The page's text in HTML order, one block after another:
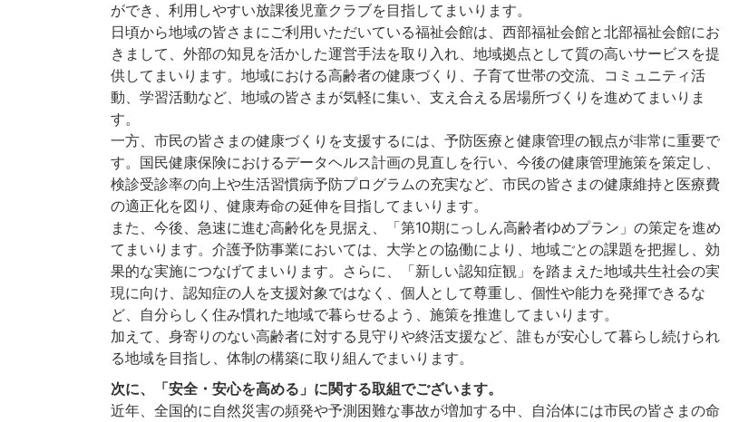
ができ、利用しやすい放課後児童クラブを目指してまいります。
日頃から地域の皆さまにご利用いただいている福祉会館は、西部福祉会館と北部福祉会館にお
きまして、外部の知見を活かした運営手法を取り入れ、地域拠点として質の高いサービスを提
供してまいります。地域における高齢者の健康づくり、子育て世帯の交流、コミュニティ活
動、学習活動など、地域の皆さまが気軽に集い、支え合える居場所づくりを進めてまいりま
す。
一方、市民の皆さまの健康づくりを支援するには、予防医療と健康管理の観点が非常に重要で
す。国民健康保険におけるデータヘルス計画の見直しを行い、今後の健康管理施策を策定し、
検診受診率の向上や生活習慣病予防プログラムの充実など、市民の皆さまの健康維持と医療費
の適正化を図り、健康寿命の延伸を目指してまいります。
また、今後、急速に進む高齢化を見据え、「第10期にっしん高齢者ゆめプラン」の策定を進め
てまいります。介護予防事業においては、大学との協働により、地域ごとの課題を把握し、効
果的な実施につなげてまいります。さらに、「新しい認知症観」を踏まえた地域共生社会の実
現に向け、認知症の人を支援対象ではなく、個人として尊重し、個性や能力を発揮できるな
ど、自分らしく住み慣れた地域で暮らせるよう、施策を推進してまいります。
加えて、身寄りのない高齢者に対する見守りや終活支援など、誰もが安心して暮らし続けられ
る地域を目指し、体制の構築に取り組んでまいります。
次に、「安全・安心を高める」に関する取組でございます。
近年、全国的に自然災害の頻発や予測困難な事故が増加する中、自治体には市民の皆さまの命